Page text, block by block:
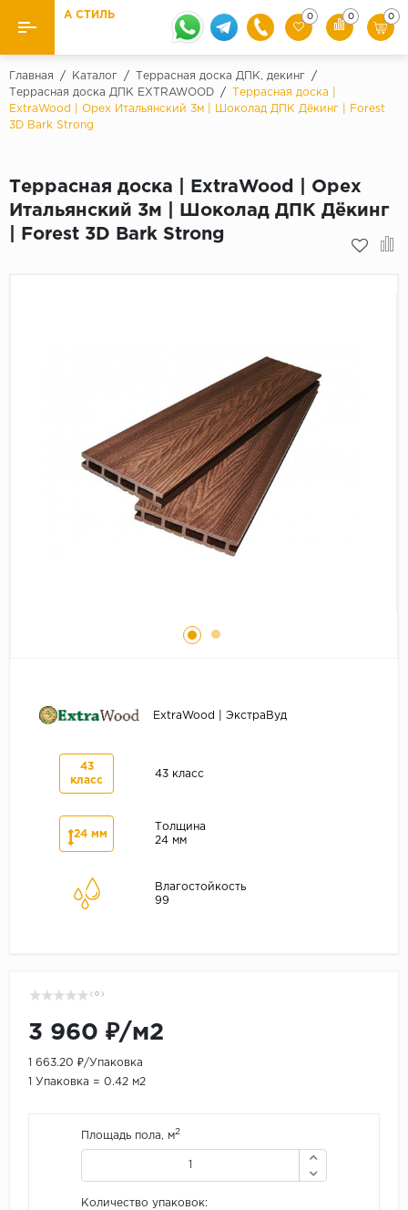
Назад
Ламинат
Назад
Бренды
Pergo
Палитра
Серый
Бежевый
Ковролин и ковровая плитка
Плитка ПВХ
Подложка под паркет и ламинат
А СТИЛЬ 0 0 0
Главная / Каталог / Террасная доска ДПК, декинг
/
Террасная доска ДПК EXTRAWOOD
/
Террасная доска |
ExtraWood | Орех Итальянский 3м | Шоколад ДПК Дёкинг | Forest
3D Bark Strong
Террасная доска | ExtraWood | Орех
Итальянский 3м | Шоколад ДПК Дёкинг
| Forest 3D Bark Strong
ExtraWood | ЭкстраВуд
43
класс
43 класс
24 мм
Толщина
24 мм
Влагостойкость
99
( 0 )
3 960 ₽/м2
1 663.20 ₽/Упаковка
1 Упаковка = 0.42 м2
Площадь пола, м2
Количество упаковок: